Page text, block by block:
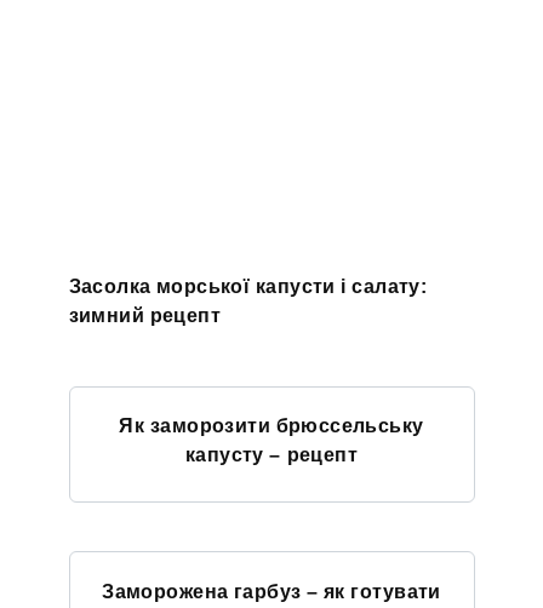
Засолка морської капусти і салату:
зимний рецепт
Як заморозити брюссельську
капусту – рецепт
Заморожена гарбуз – як готувати